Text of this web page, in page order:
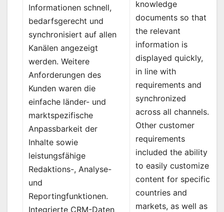
Informationen schnell,
bedarfsgerecht und
synchronisiert auf allen
Kanälen angezeigt
werden. Weitere
Anforderungen des
Kunden waren die
einfache länder- und
marktspezifische
Anpassbarkeit der
Inhalte sowie
leistungsfähige
Redaktions-, Analyse-
und
Reportingfunktionen.
Integrierte CRM-Daten
knowledge
documents so that
the relevant
information is
displayed quickly,
in line with
requirements and
synchronized
across all channels.
Other customer
requirements
included the ability
to easily customize
content for specific
countries and
markets, as well as